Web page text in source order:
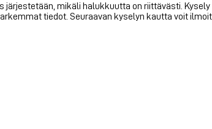
mikäli halukkuutta on riittävästi. Kysely
tiedot. Seuraavan kyselyn kautta voit